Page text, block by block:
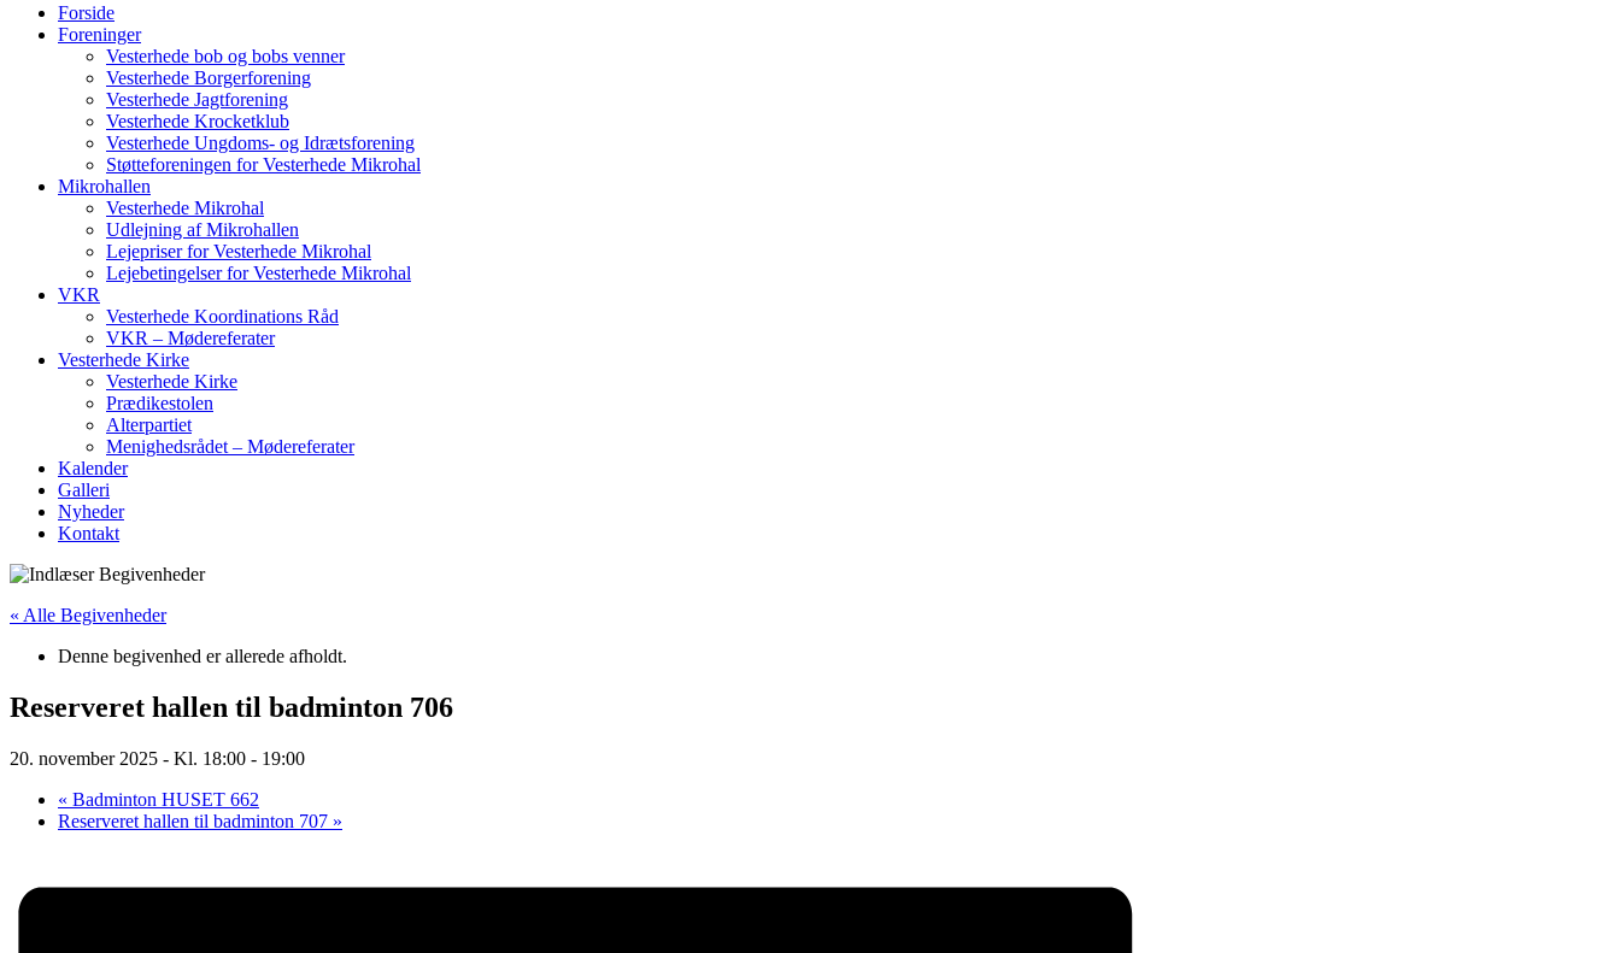
Forside
Foreninger
Vesterhede bob og bobs venner
Vesterhede Borgerforening
Vesterhede Jagtforening
Vesterhede Krocketklub
Vesterhede Ungdoms- og Idrætsforening
Støtteforeningen for Vesterhede Mikrohal
Mikrohallen
Vesterhede Mikrohal
Udlejning af Mikrohallen
Lejepriser for Vesterhede Mikrohal
Lejebetingelser for Vesterhede Mikrohal
VKR
Vesterhede Koordinations Råd
VKR – Mødereferater
Vesterhede Kirke
Vesterhede Kirke
Prædikestolen
Alterpartiet
Menighedsrådet – Mødereferater
Kalender
Galleri
Nyheder
Kontakt
« Alle Begivenheder
Denne begivenhed er allerede afholdt.
Reserveret hallen til badminton 706
20. november 2025 - Kl. 18:00 - 19:00
« Badminton HUSET 662
Reserveret hallen til badminton 707 »